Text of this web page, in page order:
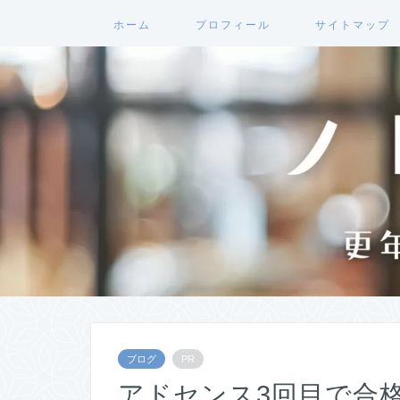
ホーム プロフィール サイトマップ
ブログ PR